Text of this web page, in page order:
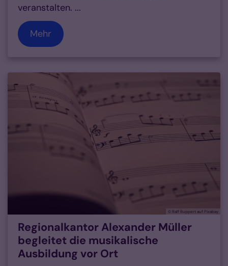
veranstalten. ...
Mehr
© Ralf Ruppert auf Pixabay
Regionalkantor Alexander Müller
begleitet die musikalische
Ausbildung vor Ort